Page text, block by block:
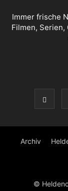
Immer frische
Filmen, Serien,
Archiv
©